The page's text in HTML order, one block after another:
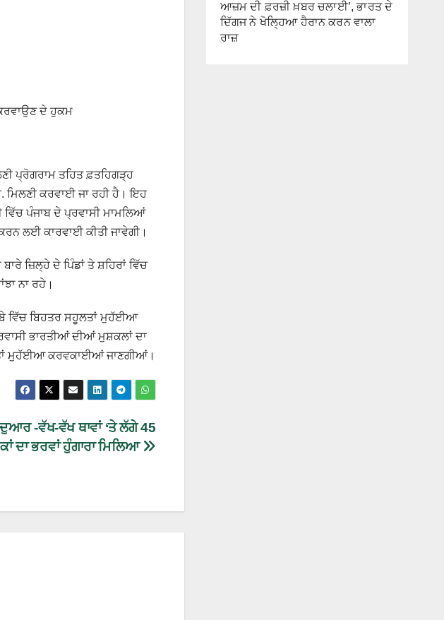
ਦੇ ਹੁਕਮ
ਪ੍ਰੋਗਰਾਮ ਤਹਿਤ ਫ਼ਤਹਿਗੜ੍ਹ
ਕਰਵਾਈ ਜਾ ਰਹੀ ਹੈ। ਇਹ
ਪੰਜਾਬ ਦੇ ਪ੍ਰਵਾਸੀ ਮਾਮਲਿਆਂ
ਲਈ ਕਾਰਵਾਈ ਕੀਤੀ ਜਾਵੇਗੀ।
ਜ਼ਿਲ੍ਹੇ ਦੇ ਪਿੰਡਾਂ ਤੇ ਸ਼ਹਿਰਾਂ ਵਿੱਚ
ਨਾ ਰਹੇ।
ਵਿੱਚ ਬਿਹਤਰ ਸਹੂਲਤਾਂ ਮੁਹੱਈਆ
ਭਾਰਤੀਆਂ ਦੀਆਂ ਮੁਸ਼ਕਲਾਂ ਦਾ
ਮੁਹੱਈਆ ਕਰਵਕਾਈਆਂ ਜਾਣਗੀਆਂ।
-ਵੱਖ-ਵੱਖ ਥਾਵਾਂ ‘ਤੇ ਲੱਗੇ 45
ਦਾ ਭਰਵਾਂ ਹੁੰਗਾਰਾ ਮਿਲਿਆ
ਆਜ਼ਮ ਦੀ ਫ਼ਰਜ਼ੀ ਖ਼ਬਰ ਚਲਾਈ’, ਭਾਰਤ ਦੇ
ਦਿੱਗਜ ਨੇ ਖੋਲ੍ਹਿਆ ਹੈਰਾਨ ਕਰਨ ਵਾਲਾ
ਰਾਜ਼